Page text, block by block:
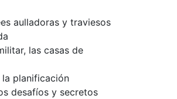
aulladoras y traviesos
las casas de
la planificación
desafíos y secretos